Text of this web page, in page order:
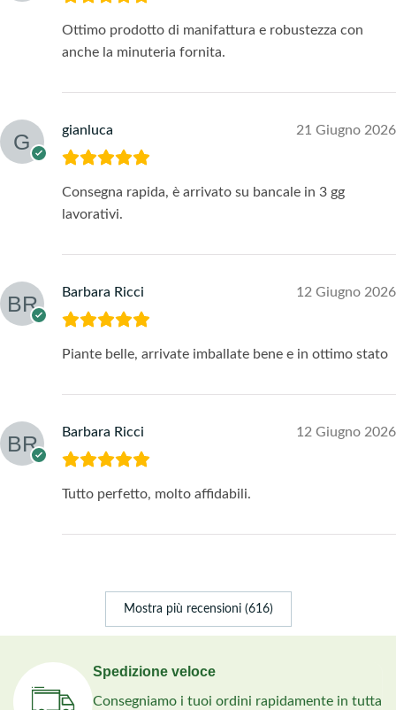
Ottimo prodotto di manifattura e robustezza con
anche la minuteria fornita.
gianluca 21 Giugno 2026
Consegna rapida, è arrivato su bancale in 3 gg
lavorativi.
Barbara Ricci 12 Giugno 2026
Piante belle, arrivate imballate bene e in ottimo stato
Barbara Ricci 12 Giugno 2026
Tutto perfetto, molto affidabili.
Mostra più recensioni (616)
Spedizione veloce
Consegniamo i tuoi ordini rapidamente in tutta